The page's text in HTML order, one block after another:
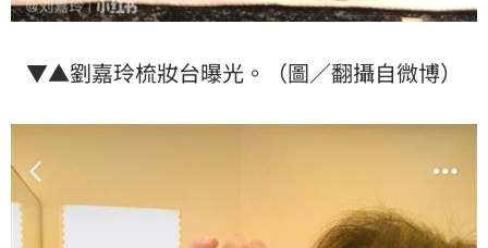
▼▲劉嘉玲梳妝台曝光。（圖／翻攝自微博）